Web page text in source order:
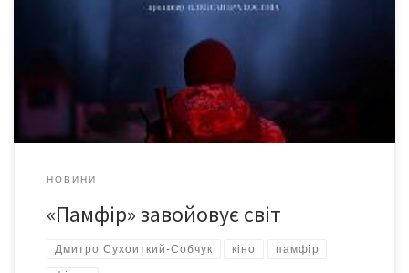
впливових ринків у Східній Європі – Sofia Meetings, який
триватиме 13-17 березня 2019 року під час Міжнародного
кінофестивалю в Софії. Sofia Meetings – це міжнародний ринок
який збирає понад 300 іноземних […]
НОВИНИ
«Памфір» завойовує світ
Дмитро Сухоиткий-Собчук кіно памфір